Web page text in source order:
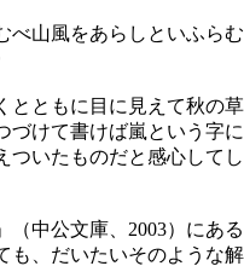
べ山風をあらしといふらむ
とともに目に見えて秋の草
づけて書けば嵐という字に
ついたものだと感心してし
中公文庫、2003）にある
も、だいたいそのような解